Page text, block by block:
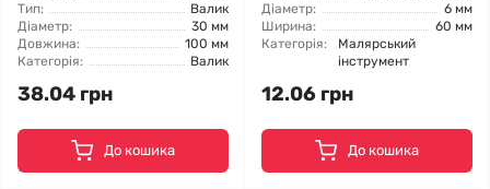
Тип:
Валик
Діаметр:
30 мм
Довжина:
100 мм
Категорія:
Валик
38.04 грн
До кошика
Діаметр:
6 мм
Ширина:
60 мм
Категорія:
Малярський
інструмент
12.06 грн
До кошика